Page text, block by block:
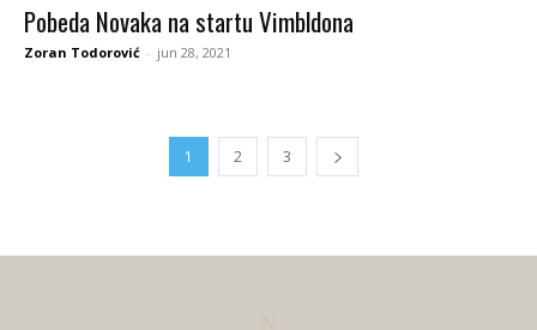
Pobeda Novaka na startu Vimbldona
Zoran Todorović - jun 28, 2021
1 2 3